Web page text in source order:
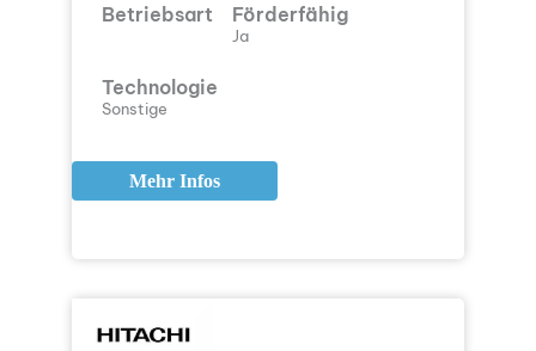
Betriebsart
Förderfähig
Ja
Technologie
Sonstige
Mehr Infos